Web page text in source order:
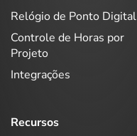
Relógio de Ponto Digital
Controle de Horas por
Projeto
Integrações
Recursos